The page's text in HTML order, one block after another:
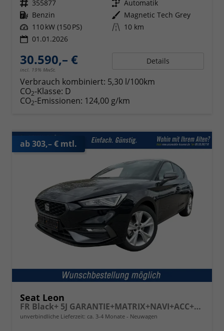
Fahrzeugnr. 355877 Getriebe Automatik
Kraftstoff Benzin Außenfarbe Magnetic Tech Grey
Leistung 110 kW (150 PS) Kilometerstand 10 km
01.01.2026
30.590,– €
incl. 19% MwSt.
Details
Verbrauch kombiniert: 5,30 l/100km
CO2-Klasse: D
CO2-Emissionen: 124,00 g/km
ab 303,– € mtl.
Seat Leon
FR Black+ 5J GARANTIE+MATRIX+NAVI+ACC+SHZ+KAMERA+18" ALU
unverbindliche Lieferzeit: ca. 3-4 Monate Neuwagen